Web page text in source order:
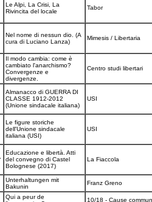
Le Alpi, La Crisi, La
Rivincita del locale
Tabor
Nel nome di nessun dio. (A
cura di Luciano Lanza)
Mimesis / Libertaria
Il modo cambia: come è
cambiato l'anarchismo?
Convergenze e
divergenze.
Centro studi libertari
Almanacco di GUERRA DI
CLASSE 1912-2012
(Unione sindacale italiana)
USI
Le figure storiche
dell'Unione sindacale
italiana (USI)
USI
Educazione e libertà. Atti
del convegno di Castel
Bolognese (2017)
La Fiaccola
Unterhaltungen mit
Bakunin
Franz Greno
Qui a peur de
10/18 - Cause